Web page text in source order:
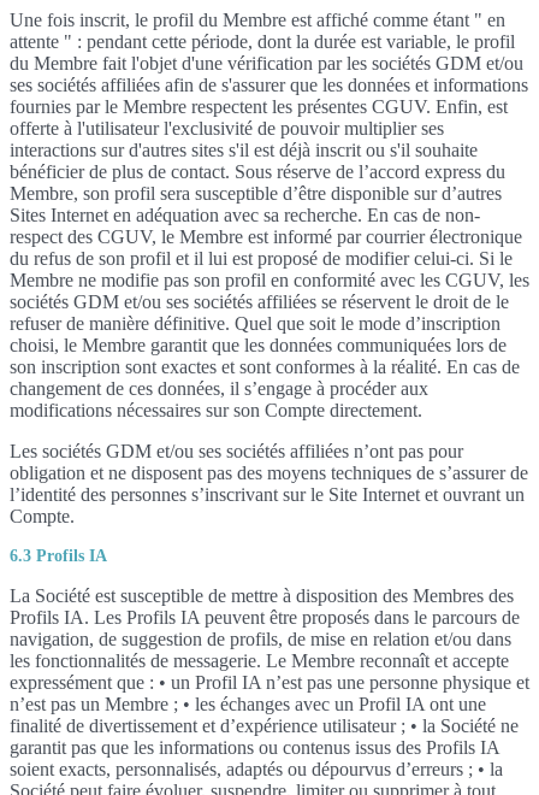
Une fois inscrit, le profil du Membre est affiché comme étant " en
attente " : pendant cette période, dont la durée est variable, le profil
du Membre fait l'objet d'une vérification par les sociétés GDM et/ou
ses sociétés affiliées afin de s'assurer que les données et informations
fournies par le Membre respectent les présentes CGUV. Enfin, est
offerte à l'utilisateur l'exclusivité de pouvoir multiplier ses
interactions sur d'autres sites s'il est déjà inscrit ou s'il souhaite
bénéficier de plus de contact. Sous réserve de l’accord express du
Membre, son profil sera susceptible d’être disponible sur d’autres
Sites Internet en adéquation avec sa recherche. En cas de non-
respect des CGUV, le Membre est informé par courrier électronique
du refus de son profil et il lui est proposé de modifier celui-ci. Si le
Membre ne modifie pas son profil en conformité avec les CGUV, les
sociétés GDM et/ou ses sociétés affiliées se réservent le droit de le
refuser de manière définitive. Quel que soit le mode d’inscription
choisi, le Membre garantit que les données communiquées lors de
son inscription sont exactes et sont conformes à la réalité. En cas de
changement de ces données, il s’engage à procéder aux
modifications nécessaires sur son Compte directement.
Les sociétés GDM et/ou ses sociétés affiliées n’ont pas pour
obligation et ne disposent pas des moyens techniques de s’assurer de
l’identité des personnes s’inscrivant sur le Site Internet et ouvrant un
Compte.
6.3 Profils IA
La Société est susceptible de mettre à disposition des Membres des
Profils IA. Les Profils IA peuvent être proposés dans le parcours de
navigation, de suggestion de profils, de mise en relation et/ou dans
les fonctionnalités de messagerie. Le Membre reconnaît et accepte
expressément que : • un Profil IA n’est pas une personne physique et
n’est pas un Membre ; • les échanges avec un Profil IA ont une
finalité de divertissement et d’expérience utilisateur ; • la Société ne
garantit pas que les informations ou contenus issus des Profils IA
soient exacts, personnalisés, adaptés ou dépourvus d’erreurs ; • la
Société peut faire évoluer, suspendre, limiter ou supprimer à tout